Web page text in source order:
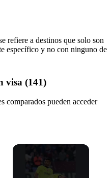
refiere a destinos que solo son
específico y no con ninguno de
visa (141)
comparados pueden acceder